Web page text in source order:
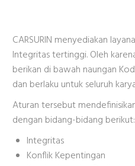
CARSURIN menyediakan
Integritas tertinggi. Oleh
berikan di bawah naungan
dan berlaku untuk seluruh
Aturan tersebut
dengan bidang-bidang berikut:
Integritas
Konflik Kepentingan